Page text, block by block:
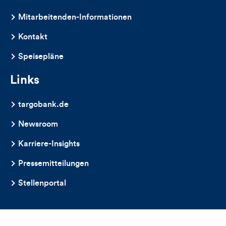
dieses
Artikels
Mitarbeitenden-Informationen
Kontakt
Speisepläne
Links
targobank.de
Newsroom
Karriere-Insights
Pressemitteilungen
Stellenportal